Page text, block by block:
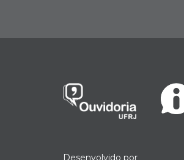
Desenvolvido por